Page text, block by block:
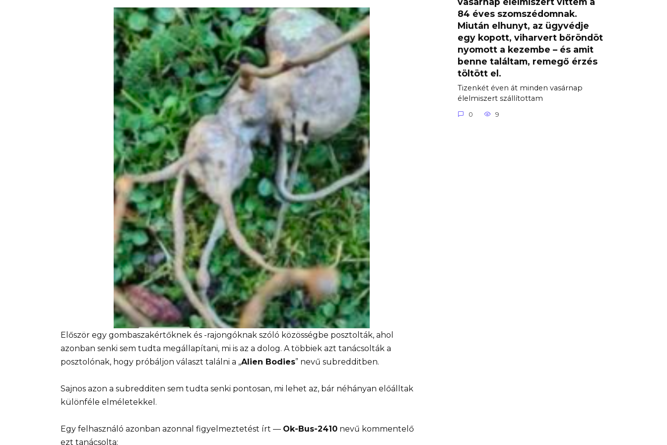
Először egy gombaszakértőknek és -rajongóknak szóló közösségbe posztolták, ahol
azonban senki sem tudta megállapítani, mi is az a dolog. A többiek azt tanácsolták a
posztolónak, hogy próbáljon választ találni a „Alien Bodies” nevű subredditben.
Sajnos azon a subredditen sem tudta senki pontosan, mi lehet az, bár néhányan előálltak
különféle elméletekkel.
Egy felhasználó azonban azonnal figyelmeztetést írt — Ok-Bus-2410 nevű kommentelő
ezt tanácsolta:
84 éves szomszédomnak.
Miután elhunyt, az ügyvédje
egy kopott, viharvert bőröndöt
nyomott a kezembe – és amit
benne találtam, remegő érzés
töltött el.
Tizenkét éven át minden vasárnap
élelmiszert szállítottam
0 9